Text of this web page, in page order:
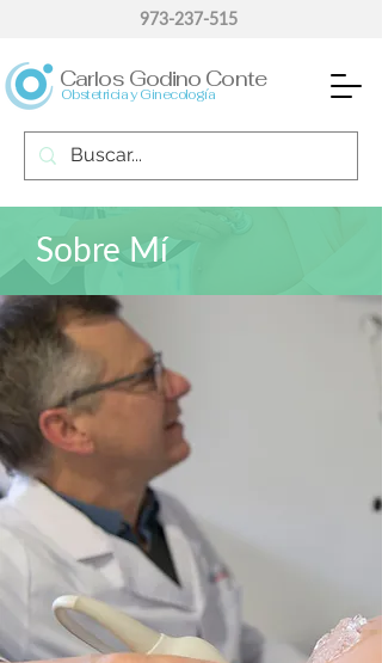
Obstetricia y Ginecología
Carlos Godino Conte
973-237-515
Sobre Mí